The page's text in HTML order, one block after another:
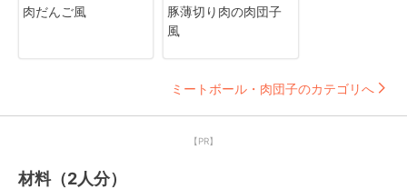
肉だんご風
豚薄切り肉の肉団子
風
ミートボール・肉団子のカテゴリへ
【PR】
材料（2人分）